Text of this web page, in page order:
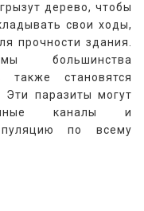
дерево, чтобы
свои ходы,
прочности здания.
большинства
также становятся
Эти паразиты могут
каналы и
по всему